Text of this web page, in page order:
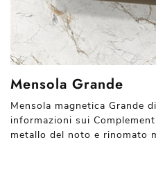
Mensola Grande
Mensola magnetica Grande
informazioni sui
metallo del noto e rinomato